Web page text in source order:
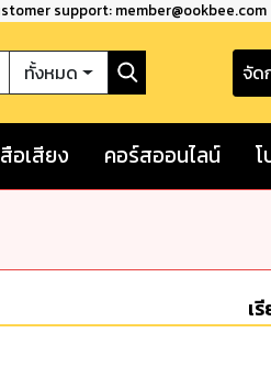
support: member@ookbee.com
ทั้งหมด จัด
อเสียง คอร์สออนไลน์
เ